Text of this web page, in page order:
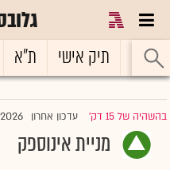
ראשי תיק אישי ת"א
בהשהיה של 15 דק' |עדכון אחרון
מניית אינוספק